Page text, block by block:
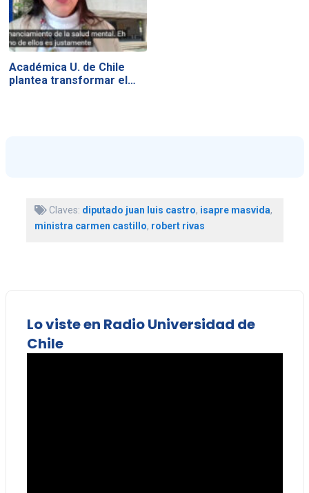
Académica U. de Chile
plantea transformar el…
Claves: diputado juan luis castro, isapre masvida,
ministra carmen castillo, robert rivas
Lo viste en Radio Universidad de
Chile